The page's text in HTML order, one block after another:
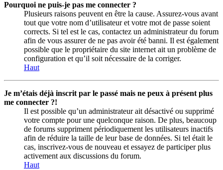
Pourquoi ne puis-je pas me connecter ?
Plusieurs raisons peuvent en être la cause. Assurez-vous avant
tout que votre nom d’utilisateur et votre mot de passe soient
corrects. Si tel est le cas, contactez un administrateur du forum
afin de vous assurer de ne pas avoir été banni. Il est également
possible que le propriétaire du site internet ait un problème de
configuration et qu’il soit nécessaire de la corriger.
Haut
Je m’étais déjà inscrit par le passé mais ne peux à présent plus
me connecter ?!
Il est possible qu’un administrateur ait désactivé ou supprimé
votre compte pour une quelconque raison. De plus, beaucoup
de forums suppriment périodiquement les utilisateurs inactifs
afin de réduire la taille de leur base de données. Si tel était le
cas, inscrivez-vous de nouveau et essayez de participer plus
activement aux discussions du forum.
Haut